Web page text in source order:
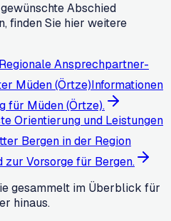
Abschied
finden Sie hier weitere
Regionale Ansprechpartner-
Müden (Örtze)Informationen
für Müden (Örtze).
Orientierung und Leistungen
Bergen in der Region
Vorsorge für Bergen.
gesammelt im Überblick für
hinaus.